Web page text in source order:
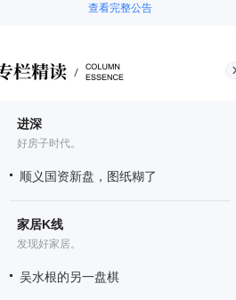
查看完整公告
进深
好房子时代。
顺义国资新盘，图纸糊了
家居K线
发现好家居。
吴水根的另一盘棋